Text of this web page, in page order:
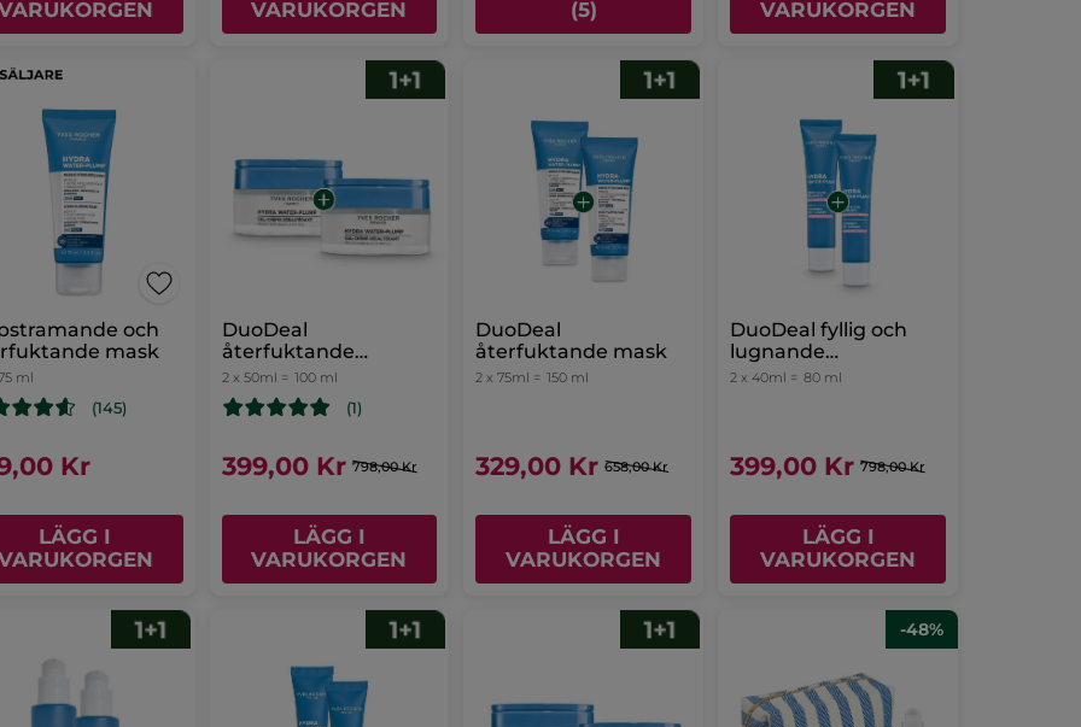
VARUKORGEN (5) VARUKORGEN
och
mask
ml
(145)
Kr
LÄGG I
DuoDeal
återfuktande
gelkräm
2 x 50ml = 100 ml
(1)
399,00 Kr 798,00 Kr
LÄGG I
VARUKORGEN
DuoDeal
återfuktande mask
2 x 75ml = 150 ml
329,00 Kr 658,00 Kr
LÄGG I
VARUKORGEN
DuoDeal fyllig och
lugnande
ansiktskräm
2 x 40ml = 80 ml
399,00 Kr 798,00 Kr
LÄGG I
VARUKORGEN
-48%